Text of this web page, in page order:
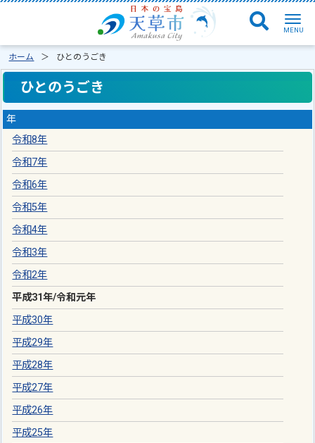
ホーム ひとのうごき
ひとのうごき
年
令和8年
令和7年
令和6年
令和5年
令和4年
令和3年
令和2年
平成31年/令和元年
平成30年
平成29年
平成28年
平成27年
平成26年
平成25年